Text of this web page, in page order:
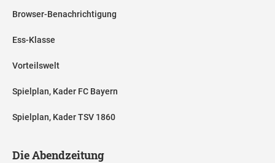
Browser-Benachrichtigung
Ess-Klasse
Vorteilswelt
Spielplan, Kader FC Bayern
Spielplan, Kader TSV 1860
Die Abendzeitung